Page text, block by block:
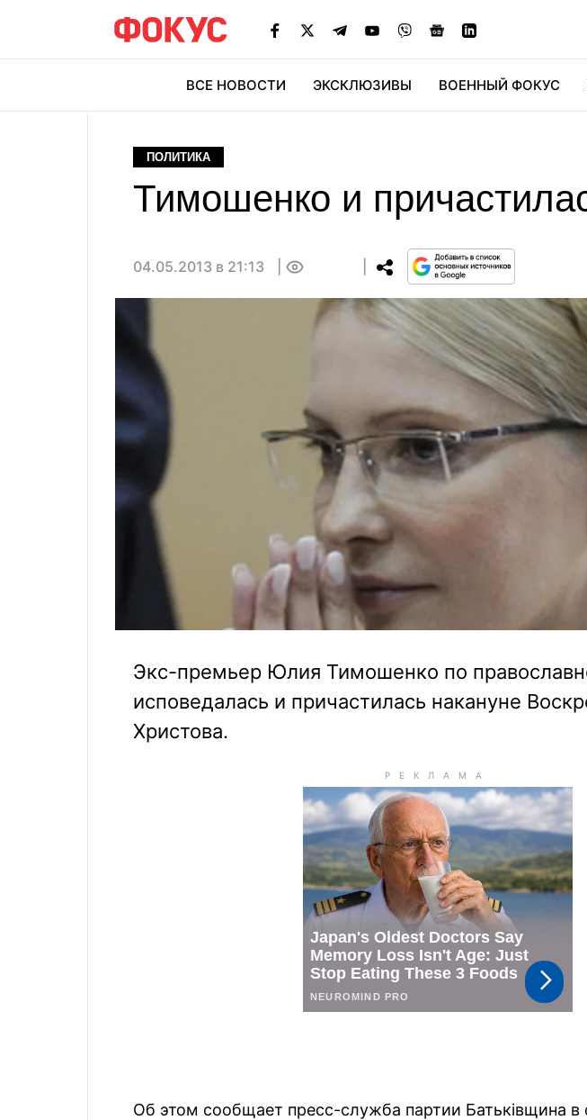
ВСЕ НОВОСТИ ЭКСКЛЮЗИВЫ ВОЕННЫЙ ФОКУС
ПОЛИТИКА
Тимошенко и
04.05.2013 в 21:13
Экс-премьер Юлия Тимошенко по
исповедалась и причастилась накануне
Христова.
Об этом сообщает пресс-служба партии Батьківщина в